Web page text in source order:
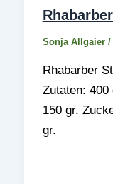
Sonja Allgaier /
Rhabarber
Zutaten: 400
150 gr.
gr.